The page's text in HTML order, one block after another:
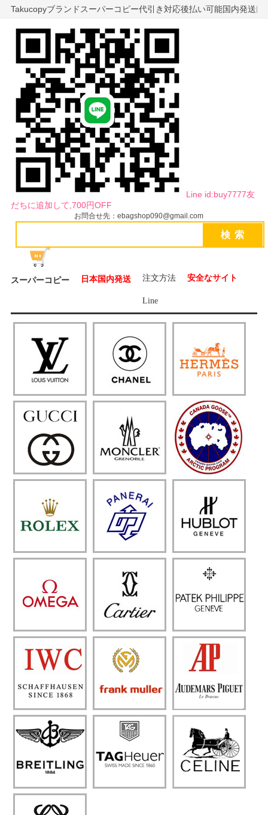
Takucopyブランドスーパーコピー代引き対応後払い可能国内発送
Line id:buy7777友
だちに追加して,700円OFF
お問合せ先：ebagshop090@gmail.com
スーパーコピー 日本国内発送 注文方法 安全なサイト
Line